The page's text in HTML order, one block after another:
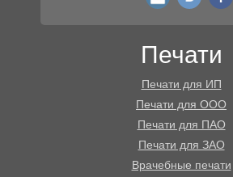
Печати
Печати для ИП
Печати для ООО
Печати для ПАО
Печати для ЗАО
Врачебные печати